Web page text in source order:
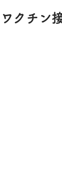
ワクチン